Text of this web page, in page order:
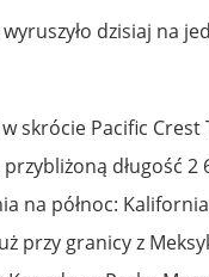
dzisiaj na
skrócie Pacific
długość
na północ:
przy granicy z